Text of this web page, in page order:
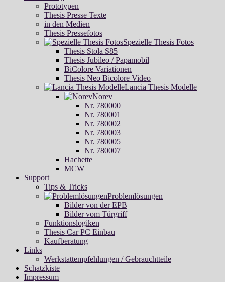
Prototypen
Thesis Presse Texte
in den Medien
Thesis Pressefotos
Spezielle Thesis Fotos
Thesis Stola S85
Thesis Jubileo / Papamobil
BiColore Variationen
Thesis Neo Bicolore Video
Lancia Thesis Modelle
Norev
Nr. 780000
Nr. 780001
Nr. 780002
Nr. 780003
Nr. 780005
Nr. 780007
Hachette
MCW
Support
Tips & Tricks
Problemlösungen
Bilder von der EPB
Bilder vom Türgriff
Funktionslogiken
Thesis Car PC Einbau
Kaufberatung
Links
Werkstattempfehlungen / Gebrauchtteile
Schatzkiste
Impressum